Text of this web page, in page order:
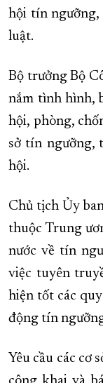
hội tín ngưỡng,
luật.
Bộ trưởng Bộ
nắm tình hình,
hội, phòng,
sở tín ngưỡng,
hội.
Chủ tịch Ủy
thuộc Trung
nước về tín
việc tuyên
hiện tốt các
động tín
Yêu cầu các cơ